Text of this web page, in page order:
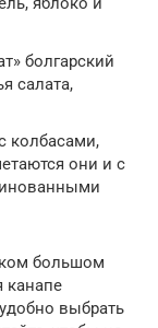
болгарский
салата,
колбасами,
они и с
большом
канапе
выбрать